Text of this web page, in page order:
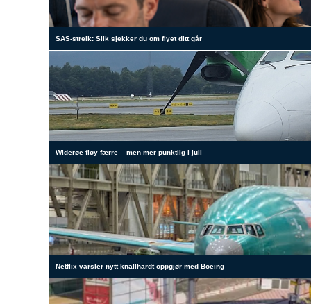
SAS-streik: Slik sjekker du om flyet ditt går
Widerøe fløy færre – men mer punktlig i juli
Netflix varsler nytt knallhardt oppgjør med Boeing